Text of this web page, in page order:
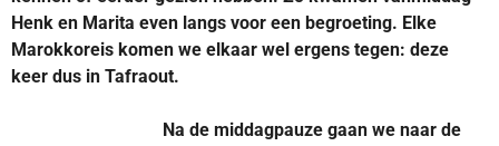
Henk en Marita even langs voor een begroeting. Elke
Marokkoreis komen we elkaar wel ergens tegen: deze
keer dus in Tafraout.
Na de middagpauze gaan we naar de